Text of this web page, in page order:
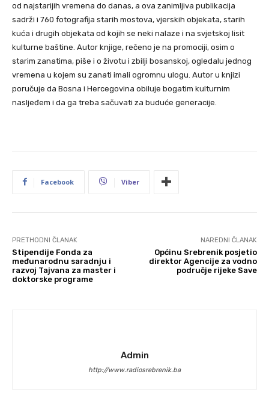
od najstarijih vremena do danas, a ova zanimljiva publikacija
sadrži i 760 fotografija starih mostova, vjerskih objekata, starih
kuća i drugih objekata od kojih se neki nalaze i na svjetskoj lisit
kulturne baštine. Autor knjige, rečeno je na promociji, osim o
starim zanatima, piše i o životu i zbilji bosanskoj, ogledalu jednog
vremena u kojem su zanati imali ogromnu ulogu. Autor u knjizi
poručuje da Bosna i Hercegovina obiluje bogatim kulturnim
nasljeđem i da ga treba sačuvati za buduće generacije.
Facebook Viber
PRETHODNI ČLANAK
Stipendije Fonda za
međunarodnu saradnju i
razvoj Tajvana za master i
doktorske programe
NAREDNI ČLANAK
Općinu Srebrenik posjetio
direktor Agencije za vodno
područje rijeke Save
Admin
http://www.radiosrebrenik.ba